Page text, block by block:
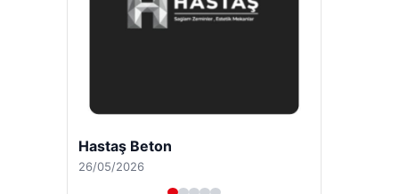
Prenses Night Club
29/04/2026